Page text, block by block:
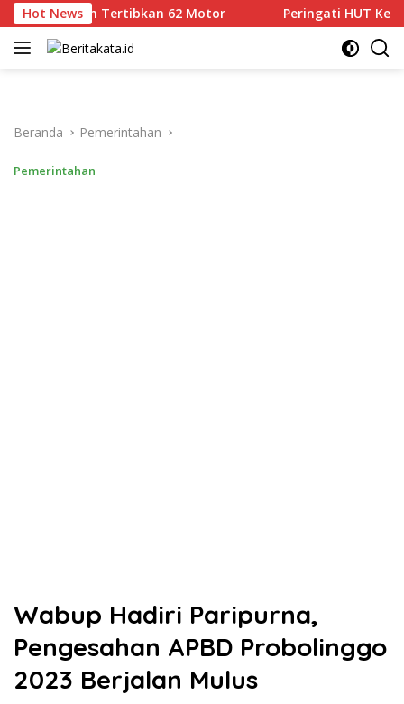
Langsung
ke
konten
Hot NewsTertibkan 62 Motor Peringati HUT Ke-81 RI,
Beranda Pemerintahan
Pemerintahan
Wabup Hadiri Paripurna,
Pengesahan APBD Probolinggo
2023 Berjalan Mulus